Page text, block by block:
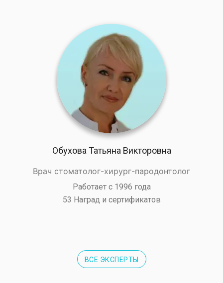
Обухова Татьяна Викторовна
Врач стоматолог-хирург-пародонтолог
Работает с 1996 года
53 Наград и сертификатов
ВСЕ ЭКСПЕРТЫ